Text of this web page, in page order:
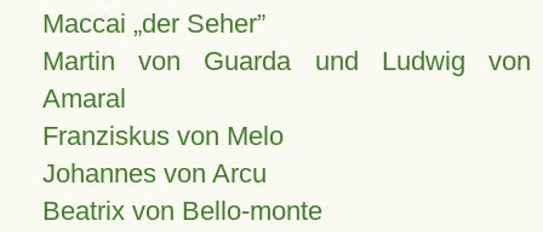
Maccai „der Seher”
Martin von Guarda und Ludwig von
Amaral
Franziskus von Melo
Johannes von Arcu
Beatrix von Bello-monte